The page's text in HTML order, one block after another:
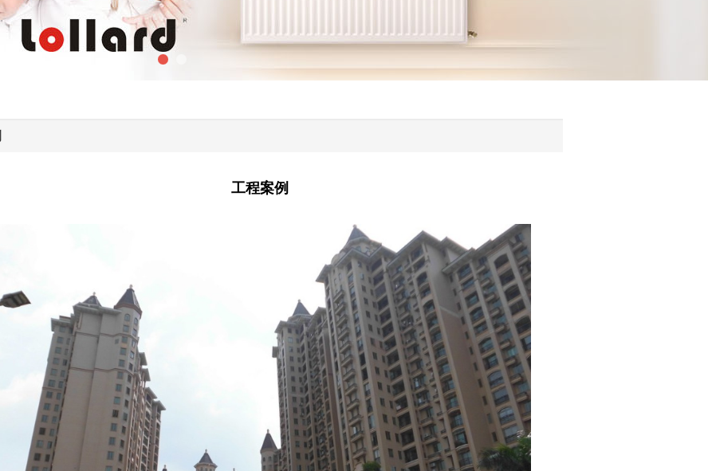
工程案例